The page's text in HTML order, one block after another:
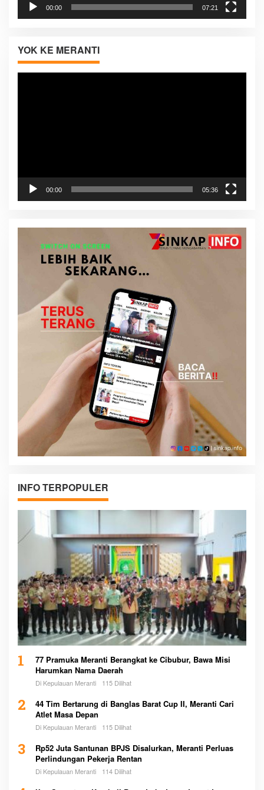
00:00 07:21
YOK KE MERANTI
Pemutar
00:00 05:36
INFO TERPOPULER
1
77 Pramuka Meranti Berangkat ke Cibubur, Bawa Misi
Harumkan Nama Daerah
Di Kepulauan Meranti 115 Dilihat
2
44 Tim Bertarung di Banglas Barat Cup II, Meranti Cari
Atlet Masa Depan
Di Kepulauan Meranti 115 Dilihat
3
Rp52 Juta Santunan BPJS Disalurkan, Meranti Perluas
Perlindungan Pekerja Rentan
Di Kepulauan Meranti 114 Dilihat